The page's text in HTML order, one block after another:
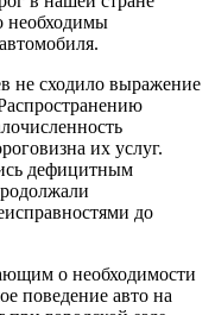
необходимы
не сходило выражение
их услуг.
дефицитным
до
о необходимости
поведение авто на